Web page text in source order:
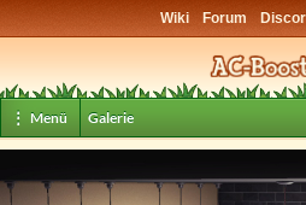
Wiki Forum
⋮ Menü Galerie